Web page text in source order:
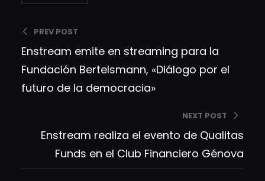
PREV POST
Enstream emite en streaming para la
Fundación Bertelsmann, «Diálogo por el
futuro de la democracia»
NEXT POST
Enstream realiza el evento de Qualitas
Funds en el Club Financiero Génova